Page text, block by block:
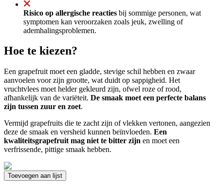
Risico op allergische reacties bij sommige personen, wat
symptomen kan veroorzaken zoals jeuk, zwelling of
ademhalingsproblemen.
Hoe te kiezen?
Een grapefruit moet een gladde, stevige schil hebben en zwaar
aanvoelen voor zijn grootte, wat duidt op sappigheid. Het
vruchtvlees moet helder gekleurd zijn, ofwel roze of rood,
afhankelijk van de variëteit. De smaak moet een perfecte balans
zijn tussen zuur en zoet.
Vermijd grapefruits die te zacht zijn of vlekken vertonen, aangezien
deze de smaak en versheid kunnen beïnvloeden. Een
kwaliteitsgrapefruit mag niet te bitter zijn en moet een
verfrissende, pittige smaak hebben.
Toevoegen aan lijst